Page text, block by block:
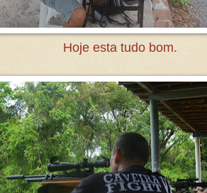
Hoje esta tudo bom.